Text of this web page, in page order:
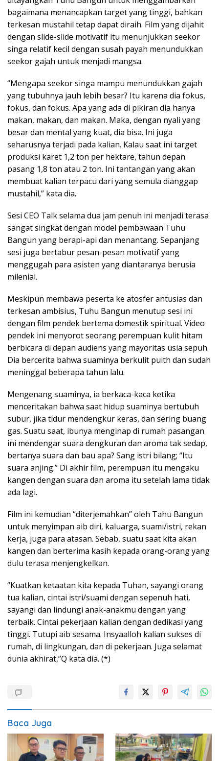
bagaimana menancapkan target yang tinggi, bahkan
terkesan mustahil tetap dapat diraih. Film yang dijahit
dengan slide-slide motivatif itu menunjukkan seekor
singa relatif kecil dengan susah payah menundukkan
seekor gajah untuk menjadi mangsa.
“Mengapa seekor singa mampu menundukkan gajah
yang tubuhnya jauh lebih besar? Itu karena dia fokus,
fokus, dan fokus. Apa yang ada di pikiran dia hanya
makan, makan, dan makan. Maka, dengan nyali yang
besar dan mental yang kuat, dia bisa. Ini juga
seharusnya terjadi pada kalian. Kalau saat ini target
produksi karet 1,2 ton per hektare, tahun depan
pasang 1,8 ton atau 2 ton. Ini tantangan yang akan
membuat kalian terpacu dari yang semula dianggap
mustahil,” kata dia.
Sesi CEO Talk selama dua jam penuh ini menjadi terasa
sangat singkat dengan model pembawaan Tuhu
Bangun yang berapi-api dan menantang. Sepanjang
sesi juga bertabur pesan-pesan motivatif yang
menggugah para asisten yang diantaranya berusia
milenial.
Meskipun membawa peserta ke atosfer antusias dan
terkesan ambisius, Tuhu Bangun menutup sesi ini
dengan film pendek bertema domestik spiritual. Video
pendek ini menyorot seorang perempuan kulit hitam
berbicara di depan audiens yang mayoritas usia sepuh.
Dia bercerita bahwa suaminya berkulit puith dan sudah
meninggal beberapa tahun lalu.
Mengenang suaminya, ia berkaca-kaca ketika
menceritakan bahwa saat hidup suaminya bertubuh
subur, jika tidur mendengkur keras, dan sering buang
gas. Suatu saat, ibunya menginap di rumah pasangan
ini mendengar suara dengkuran dan aroma tak sedap,
bertanya suara dan bau apa? Sang istri bilang; “Itu
suara anjing.” Di akhir film, perempuan itu mengaku
kangen dengan suara dan aroma itu setelah lama tidak
ada lagi.
Film ini kemudian “diterjemahkan” oleh Tahu Bangun
untuk menyimpan aib diri, kaluarga, suami/istri, rekan
kerja, juga para atasan. Sebab, suatu saat kita akan
kangen dan berterima kasih kepada orang-orang yang
dulu terasa menjengkelkan.
“Kuatkan ketaatan kita kepada Tuhan, sayangi orang
tua kalian, cintai istri/suami dengan sepenuh hati,
sayangi dan lindungi anak-anakmu dengan yang
terbaik. Cintai pekerjaan kalian dengan dedikasi yang
tinggi. Tutupi aib sesama. Insyaalloh kalian sukses di
rumah, di lingkungan, dan di pekerjaan. Juga selamat
dunia akhirat,”Q kata dia. (*)
Baca Juga